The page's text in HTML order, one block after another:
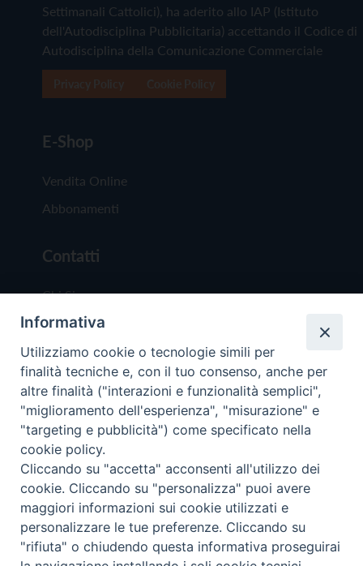
Settimanali Cattolici), ha aderito allo IAP (Istituto
dell'Autodisciplina Pubblicitaria) accettando il Codice di
Autodisciplina della Comunicazione Commerciale
E-Shop
Vendita Online
Abbonamenti
Contatti
Chi Siamo
Redazione
Scrivici
Copyright © 2019 - Tutti i diritti riservati - Vita
Trentina Editrice
Privacy Policy
Torna
Informativa
Utilizziamo cookie o tecnologie simili per
finalità tecniche e, con il tuo consenso, anche per
altre finalità ("interazioni e funzionalità semplici",
"miglioramento dell'esperienza", "misurazione" e
"targeting e pubblicità") come specificato nella
cookie policy.
Cliccando su "accetta" acconsenti all'utilizzo dei
cookie. Cliccando su "personalizza" puoi avere
maggiori informazioni sui cookie utilizzati e
personalizzare le tue preferenze. Cliccando su
"rifiuta" o chiudendo questa informativa proseguirai